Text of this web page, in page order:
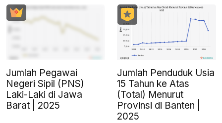
Jumlah Pegawai
Negeri Sipil (PNS)
Laki-Laki di Jawa
Barat | 2025
Jumlah Penduduk Usia
15 Tahun ke Atas
(Total) Menurut
Provinsi di Banten |
2025